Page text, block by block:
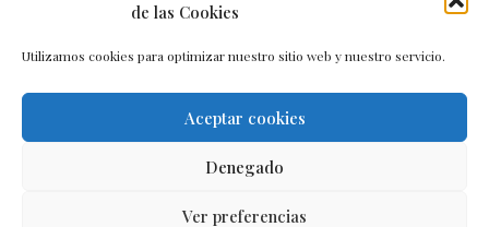
de las Cookies
Utilizamos cookies para optimizar nuestro sitio web y nuestro servicio.
Aceptar cookies
Denegado
Ver preferencias
Política de cookies